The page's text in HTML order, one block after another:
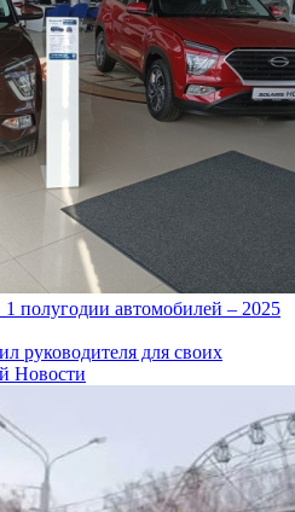
полугодии автомобилей – 2025
руководителя для своих
Новости